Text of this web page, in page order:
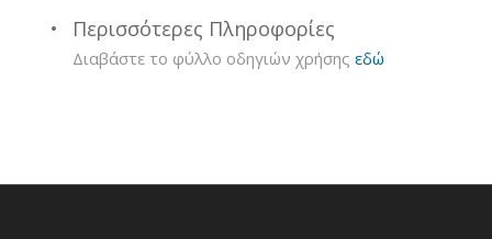
Περισσότερες Πληροφορίες
Διαβάστε το φύλλο οδηγιών χρήσηςεδώ